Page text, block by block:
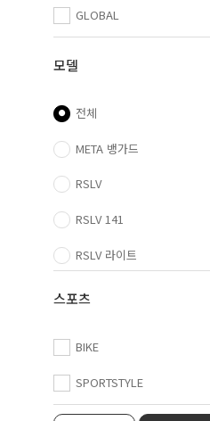
GLOBAL
모델
전체
META 뱅가드
RSLV
RSLV 141
RSLV 라이트
레이다 EV 패스
스포츠
BIKE
SPORTSTYLE